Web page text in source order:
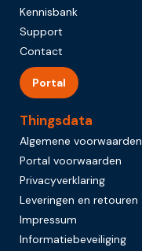
Kennisbank
Support
Contact
Portal
Thingsdata
Algemene voorwaarden
Portal voorwaarden
Privacyverklaring
Leveringen en retouren
Impressum
Informatiebeveiliging